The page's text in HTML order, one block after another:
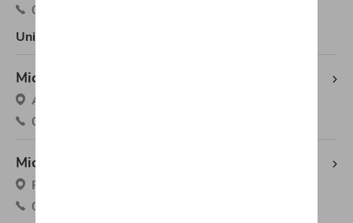
071/88.00.88
Uniquement entretien et services
Michaël Mazuin Fosses-la-Ville SEAT
Avenue Des Déportés 32, 5070 Fosses-la-Ville
071/71.11.58
Michaël Mazuin Tarcienne SEAT
Route de Philippeville 53 C, 5651 Tarcienne
071/21.33.30